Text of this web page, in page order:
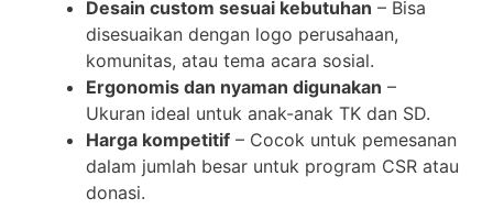
Desain custom sesuai kebutuhan – Bisa
disesuaikan dengan logo perusahaan,
komunitas, atau tema acara sosial.
Ergonomis dan nyaman digunakan –
Ukuran ideal untuk anak-anak TK dan SD.
Harga kompetitif – Cocok untuk pemesanan
dalam jumlah besar untuk program CSR atau
donasi.